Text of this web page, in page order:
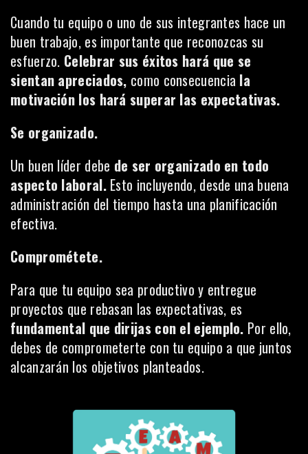
Cuando tu equipo o uno de sus integrantes hace un
buen trabajo, es importante que reconozcas su
esfuerzo. Celebrar sus éxitos hará que se
sientan apreciados, como consecuencia la
motivación los hará superar las expectativas.
Se organizado.
Un buen líder debe de ser organizado en todo
aspecto laboral. Esto incluyendo, desde una buena
administración del tiempo hasta una planificación
efectiva.
Comprométete.
Para que tu equipo sea productivo y entregue
proyectos que rebasan las expectativas, es
fundamental que dirijas con el ejemplo. Por ello,
debes de comprometerte con tu equipo a que juntos
alcanzarán los objetivos planteados.